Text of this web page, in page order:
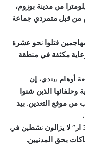
جارو، الواقع على بعد حوالي 30 كيلومترا من مدينة بوزوم،
من قبل متمردي جماعة
قتلوا نحو عشرة
رعاية مكثفة في منطقة
أوهام بيندي، إن
الذين شنوا
من موقع التعدين. بيد
ويشير مراقبون محليون إلى أن متمردي “3 ار” لا يزالون نشطين في
بحق المدنيين.